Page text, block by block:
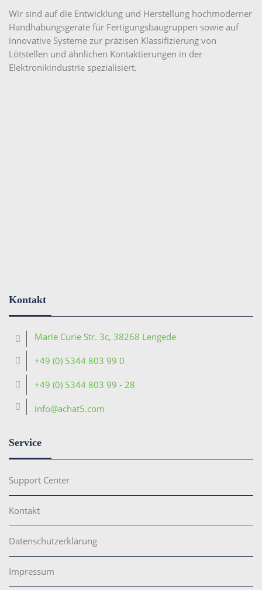
Wir sind auf die Entwicklung und Herstellung hochmoderner
Handhabungsgeräte für Fertigungsbaugruppen sowie auf
innovative Systeme zur präzisen Klassifizierung von
Lötstellen und ähnlichen Kontaktierungen in der
Elektronikindustrie spezialisiert.
Kontakt
Marie Curie Str. 3c, 38268 Lengede
+49 (0) 5344 803 99 0
+49 (0) 5344 803 99 - 28
info@achat5.com
Service
Support Center
Kontakt
Datenschutzerklärung
Impressum